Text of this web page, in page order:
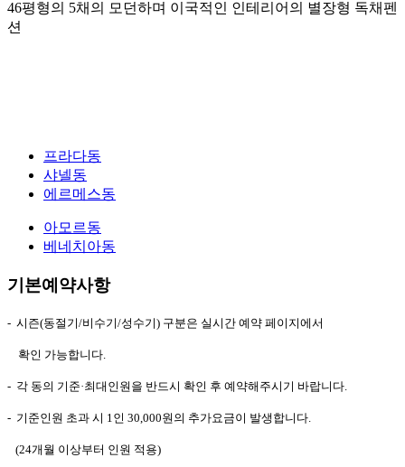
46평형의 5채의 모던하며 이국적인 인테리어의 별장형 독채펜
션
프라다동
샤넬동
에르메스동
아모르동
베네치아동
기본예약사항
- 시즌(동절기/비수기/성수기) 구분은 실시간 예약 페이지에서
확인 가능합니다.
- 각 동의 기준·최대인원을 반드시 확인 후 예약해주시기 바랍니다.
- 기준인원 초과 시 1인 30,000원의 추가요금이 발생합니다.
(24개월 이상부터 인원 적용)